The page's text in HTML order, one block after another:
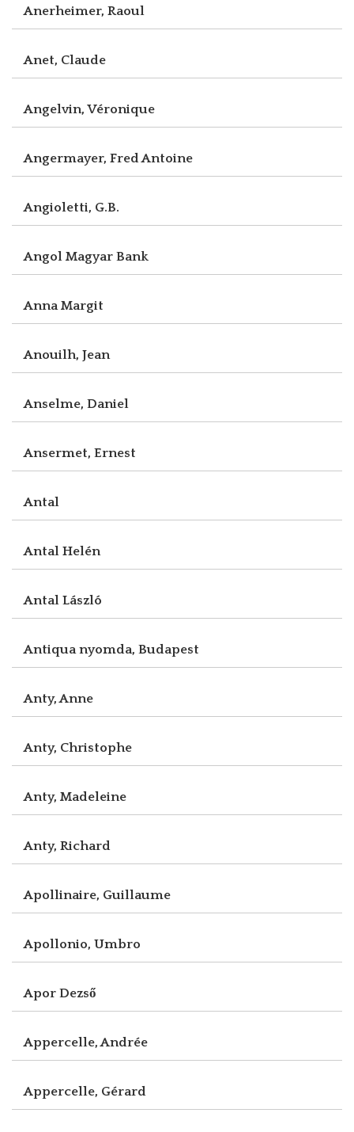
Anerheimer, Raoul
Anet, Claude
Angelvin, Véronique
Angermayer, Fred Antoine
Angioletti, G.B.
Angol Magyar Bank
Anna Margit
Anouilh, Jean
Anselme, Daniel
Ansermet, Ernest
Antal
Antal Helén
Antal László
Antiqua nyomda, Budapest
Anty, Anne
Anty, Christophe
Anty, Madeleine
Anty, Richard
Apollinaire, Guillaume
Apollonio, Umbro
Apor Dezső
Appercelle, Andrée
Appercelle, Gérard